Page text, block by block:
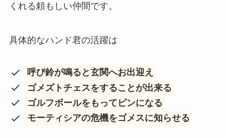
くれる頼もしい仲間です。
具体的なハンド君の活躍は
呼び鈴が鳴ると玄関へお出迎え
ゴメズトチェスをすることが出来る
ゴルフボールをもってピンになる
モーティシアの危機をゴメスに知らせる